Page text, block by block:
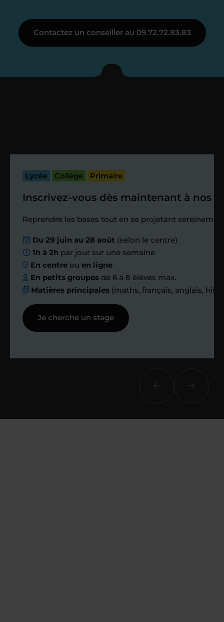
Je vous présente votre
enseignant sous 72
passé.
Étape 4
Nous planifions
ensemble des
échanges réguliers
Afin de suivre le travail et les progrès
réalisés, votre enseignant et moi-
même vous proposons des points et
Contactez un conseiller au 09.72.72.83.83
Lycée Collège Primaire
Inscrivez-vous dès maintenant à nos
Reprendre les bases tout en se projetant
Du 29 juin au 28 août (selon le centre)
1h à 2h par jour sur une semaine
En centre ouen ligne
En petits groupes de 6 à 8 élèves max.
Matières principales (maths, français, anglais,
Je cherche un stage